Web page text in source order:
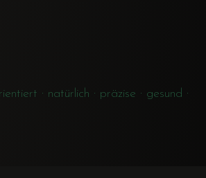
· natürlich · präzise · gesund ·